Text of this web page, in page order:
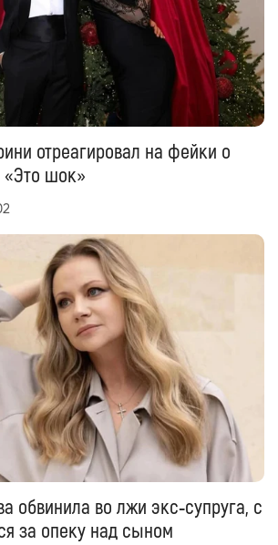
отреагировал на фейки о
«Это шок»
обвинила во лжи экс‑супруга, с
за опеку над сыном